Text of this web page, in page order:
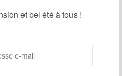
et bel été à tous !